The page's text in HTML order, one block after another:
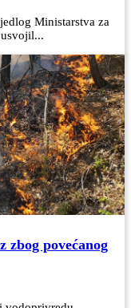
Ministarstva za
zbog povećanog